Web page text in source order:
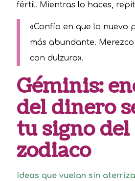
fértil. Mientras lo haces,
«Confío en que lo nuevo
más abundante.
con dulzura».
Géminis:
del dinero
tu signo del
zodiaco
Ideas que vuelan sin